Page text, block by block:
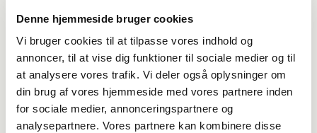
Denne hjemmeside bruger cookies
Vi bruger cookies til at tilpasse vores indhold og
annoncer, til at vise dig funktioner til sociale medier og til
at analysere vores trafik. Vi deler også oplysninger om
din brug af vores hjemmeside med vores partnere inden
for sociale medier, annonceringspartnere og
analysepartnere. Vores partnere kan kombinere disse